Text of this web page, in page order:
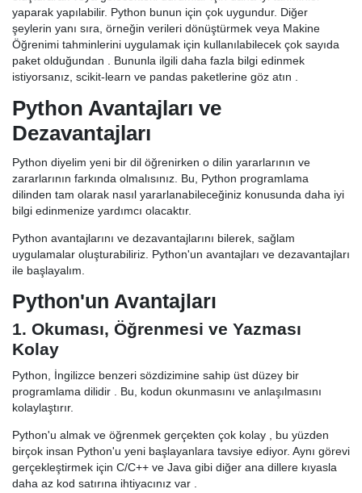
yaparak yapılabilir. Python bunun için çok uygundur. Diğer
şeylerin yanı sıra, örneğin verileri dönüştürmek veya Makine
Öğrenimi tahminlerini uygulamak için kullanılabilecek çok sayıda
paket olduğundan . Bununla ilgili daha fazla bilgi edinmek
istiyorsanız, scikit-learn ve pandas paketlerine göz atın .
Python Avantajları ve
Dezavantajları
Python diyelim yeni bir dil öğrenirken o dilin yararlarının ve
zararlarının farkında olmalısınız. Bu, Python programlama
dilinden tam olarak nasıl yararlanabileceğiniz konusunda daha iyi
bilgi edinmenize yardımcı olacaktır.
Python avantajlarını ve dezavantajlarını bilerek, sağlam
uygulamalar oluşturabiliriz. Python'un avantajları ve dezavantajları
ile başlayalım.
Python'un Avantajları
1. Okuması, Öğrenmesi ve Yazması
Kolay
Python, İngilizce benzeri sözdizimine sahip üst düzey bir
programlama dilidir . Bu, kodun okunmasını ve anlaşılmasını
kolaylaştırır.
Python'u almak ve öğrenmek gerçekten çok kolay , bu yüzden
birçok insan Python'u yeni başlayanlara tavsiye ediyor. Aynı görevi
gerçekleştirmek için C/C++ ve Java gibi diğer ana dillere kıyasla
daha az kod satırına ihtiyacınız var .